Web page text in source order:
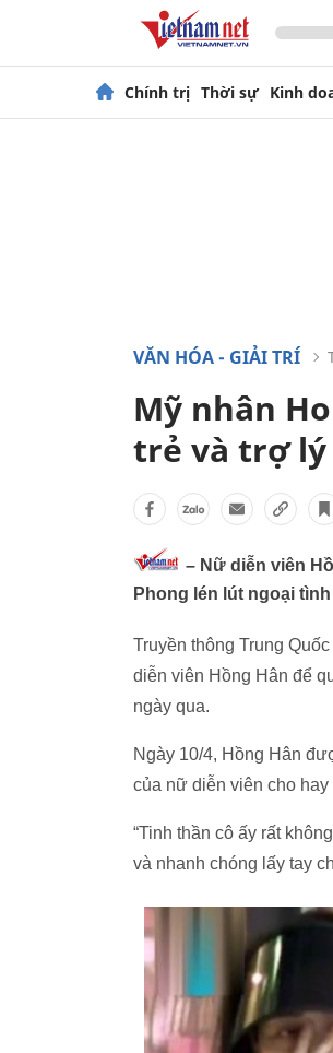
Chính trị Thời sự Kinh
VĂN HÓA - GIẢI TRÍ
Mỹ nhân
trẻ và trợ
– Nữ diễn viên
Phong lén lút ngoại
Truyền thông Trung
diễn viên Hồng Hân để
ngày qua.
Ngày 10/4, Hồng Hân
của nữ diễn viên cho
“Tinh thần cô ấy rất
và nhanh chóng lấy tay